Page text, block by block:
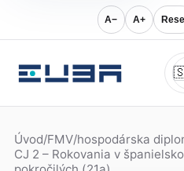
A− A+
Úvod/FMV/hospodárska
CJ 2 – Rokovania v